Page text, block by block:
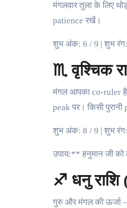
मंगलवार तुला के लिए
patience रखें।
शुभ अंक: 6 / 9 | शुभ
♏ वृश्चिक
मंगल आपका co-ruler
peak पर। किसी
शुभ अंक: 8 / 9 | शुभ
उपाय:** हनुमान जी
♐ धनु
गुरु और मंगल की ऊर्जा